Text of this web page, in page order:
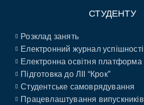
СТУДЕНТУ
Розклад занять
Електронний журнал успішності
Електронна освітня платформа
Підготовка до ЛІІ “Крок”
Студентське самоврядування
Працевлаштування випускників